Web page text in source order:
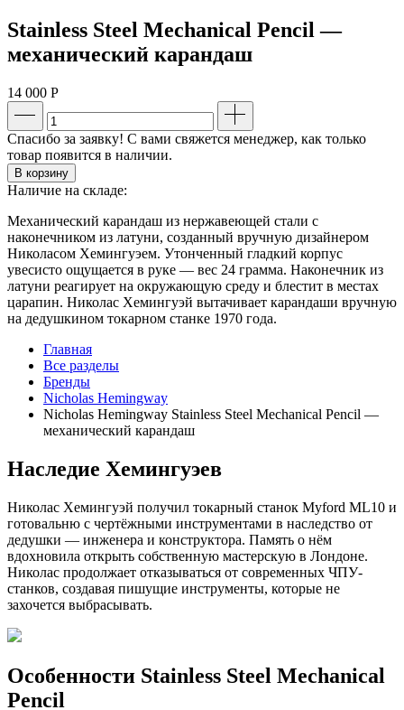
Stainless Steel Mechanical Pencil —
механический карандаш
14 000 Р
Спасибо за заявку! С вами свяжется менеджер, как только
товар появится в наличии.
В корзину
Наличие на складе:
Механический карандаш из нержавеющей стали с
наконечником из латуни, созданный вручную дизайнером
Николасом Хемингуэем. Утонченный гладкий корпус
увесисто ощущается в руке — вес 24 грамма. Наконечник из
латуни реагирует на окружающую среду и блестит в местах
царапин. Николас Хемингуэй вытачивает карандаши вручную
на дедушкином токарном станке 1970 года.
Главная
Все разделы
Бренды
Nicholas Hemingway
Nicholas Hemingway Stainless Steel Mechanical Pencil —
механический карандаш
Наследие Хемингуэев
Николас Хемингуэй получил токарный станок Myford ML10 и
готовальню с чертёжными инструментами в наследство от
дедушки — инженера и конструктора. Память о нём
вдохновила открыть собственную мастерскую в Лондоне.
Николас продолжает отказываться от современных ЧПУ-
станков, создавая пишущие инструменты, которые не
захочется выбрасывать.
Особенности Stainless Steel Mechanical
Pencil